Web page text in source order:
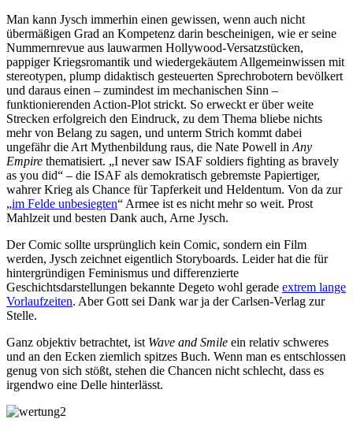
Man kann Jysch immerhin einen gewissen, wenn auch nicht
übermäßigen Grad an Kompetenz darin bescheinigen, wie er seine
Nummernrevue aus lauwarmen Hollywood-Versatzstücken,
pappiger Kriegsromantik und wiedergekäutem Allgemeinwissen mit
stereotypen, plump didaktisch gesteuerten Sprechrobotern bevölkert
und daraus einen – zumindest im mechanischen Sinn –
funktionierenden Action-Plot strickt. So erweckt er über weite
Strecken erfolgreich den Eindruck, zu dem Thema bliebe nichts
mehr von Belang zu sagen, und unterm Strich kommt dabei
ungefähr die Art Mythenbildung raus, die Nate Powell in Any
Empire thematisiert. „I never saw ISAF soldiers fighting as bravely
as you did“ – die ISAF als demokratisch gebremste Papiertiger,
wahrer Krieg als Chance für Tapferkeit und Heldentum. Von da zur
„im Felde unbesiegten“ Armee ist es nicht mehr so weit. Prost
Mahlzeit und besten Dank auch, Arne Jysch.
Der Comic sollte ursprünglich kein Comic, sondern ein Film
werden, Jysch zeichnet eigentlich Storyboards. Leider hat die für
hintergründigen Feminismus und differenzierte
Geschichtsdarstellungen bekannte Degeto wohl gerade extrem lange
Vorlaufzeiten. Aber Gott sei Dank war ja der Carlsen-Verlag zur
Stelle.
Ganz objektiv betrachtet, ist Wave and Smile ein relativ schweres
und an den Ecken ziemlich spitzes Buch. Wenn man es entschlossen
genug von sich stößt, stehen die Chancen nicht schlecht, dass es
irgendwo eine Delle hinterlässt.